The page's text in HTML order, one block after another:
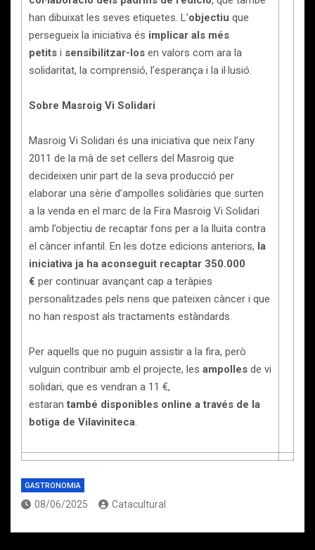
han dibuixat les seves etiquetes. L’objectiu que
persegueix la iniciativa és implicar als més
petits i sensibilitzar-los en valors com ara la
solidaritat, la comprensió, l’esperança i la il·lusió.
Sobre Masroig Vi Solidari
Masroig Vi Solidari és una iniciativa que neix l’any
2011 de la mà de set cellers del Masroig que
decideixen unir part de la seva producció per
elaborar una sèrie d’ampolles solidàries que surten
a la venda en el marc de la Fira Masroig Vi Solidari
amb l’objectiu de recaptar fons per a la lluita contra
el càncer infantil. En les dotze edicions anteriors, la
iniciativa ja ha aconseguit recaptar 350.000
€ per continuar avançant cap a teràpies
personalitzades pels nens que pateixen càncer i que
no han respost als tractaments estàndards.
Per aquells que no puguin assistir a la fira, però
vulguin contribuir amb el projecte, les ampolles de vi
solidari, que es vendran a 11 €,
estarantambé disponibles online a través de la
botiga de Vilaviniteca.
GASTRONOMIA
08/06/2025 Catacultural